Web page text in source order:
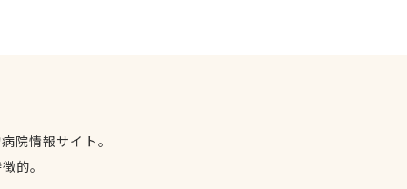
院情報サイト。
的。